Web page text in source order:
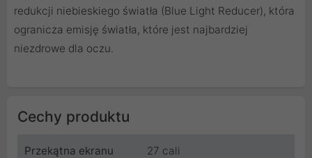
redukcji niebieskiego światła (Blue Light Reducer), która
ogranicza emisję światła, które jest najbardziej
niezdrowe dla oczu.
Cechy produktu
Przekątna ekranu 27 cali